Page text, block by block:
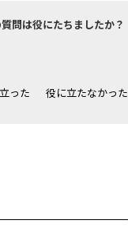
問は役にたちましたか？
った 役に立たなかった